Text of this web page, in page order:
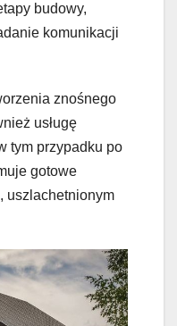
budowy,
komunikacji
znośnego
usługę
tym przypadku po
gotowe
uszlachetnionym